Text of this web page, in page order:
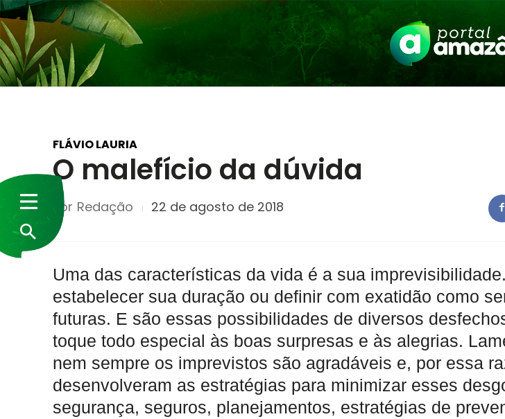
FLÁVIO LAURIA
O malefício da dúvida
Por Redação 22 de agosto de 2018
Uma das características da vida é a sua
estabelecer sua duração ou definir com exatidão como
futuras. E são essas possibilidades de diversos
toque todo especial às boas surpresas e às alegrias.
nem sempre os imprevistos são agradáveis e, por essa
desenvolveram as estratégias para minimizar esses
segurança, seguros, planejamentos, estratégias de